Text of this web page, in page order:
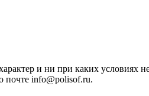
и ни при каких условиях
почте info@polisof.ru.